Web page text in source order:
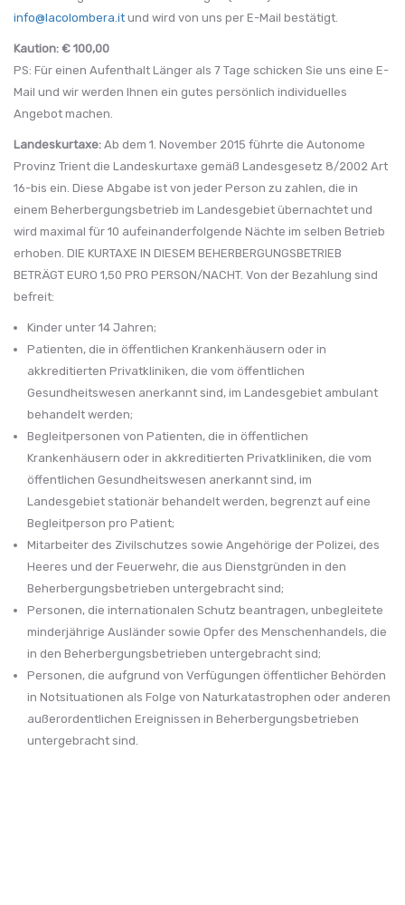
info@lacolombera.it und wird von uns per E-Mail bestätigt.
Kaution: € 100,00
PS: Für einen Aufenthalt Länger als 7 Tage schicken Sie uns eine E-
Mail und wir werden Ihnen ein gutes persönlich individuelles
Angebot machen.
Landeskurtaxe: Ab dem 1. November 2015 führte die Autonome
Provinz Trient die Landeskurtaxe gemäß Landesgesetz 8/2002 Art
16-bis ein. Diese Abgabe ist von jeder Person zu zahlen, die in
einem Beherbergungsbetrieb im Landesgebiet übernachtet und
wird maximal für 10 aufeinanderfolgende Nächte im selben Betrieb
erhoben. DIE KURTAXE IN DIESEM BEHERBERGUNGSBETRIEB
BETRÄGT EURO 1,50 PRO PERSON/NACHT. Von der Bezahlung sind
befreit:
Kinder unter 14 Jahren;
Patienten, die in öffentlichen Krankenhäusern oder in
akkreditierten Privatkliniken, die vom öffentlichen
Gesundheitswesen anerkannt sind, im Landesgebiet ambulant
behandelt werden;
Begleitpersonen von Patienten, die in öffentlichen
Krankenhäusern oder in akkreditierten Privatkliniken, die vom
öffentlichen Gesundheitswesen anerkannt sind, im
Landesgebiet stationär behandelt werden, begrenzt auf eine
Begleitperson pro Patient;
Mitarbeiter des Zivilschutzes sowie Angehörige der Polizei, des
Heeres und der Feuerwehr, die aus Dienstgründen in den
Beherbergungsbetrieben untergebracht sind;
Personen, die internationalen Schutz beantragen, unbegleitete
minderjährige Ausländer sowie Opfer des Menschenhandels, die
in den Beherbergungsbetrieben untergebracht sind;
Personen, die aufgrund von Verfügungen öffentlicher Behörden
in Notsituationen als Folge von Naturkatastrophen oder anderen
außerordentlichen Ereignissen in Beherbergungsbetrieben
untergebracht sind.